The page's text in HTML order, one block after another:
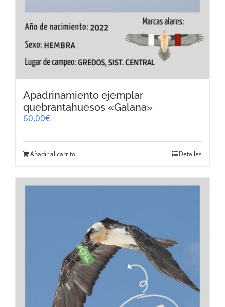
Apadrinamiento ejemplar
quebrantahuesos «Galana»
60,00€
Añadir al carrito Detalles